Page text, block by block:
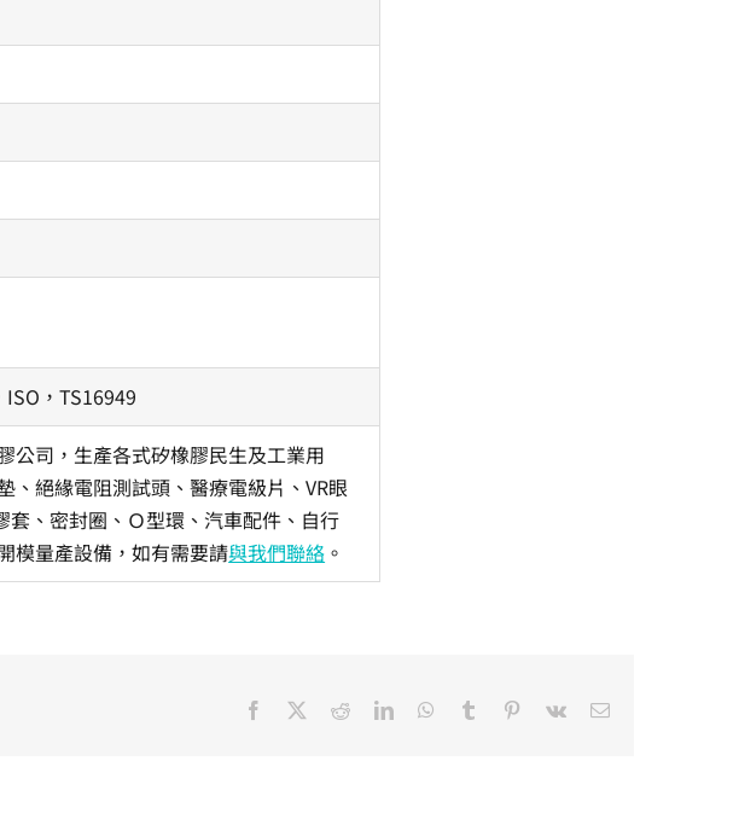
ISO，TS16949
公司，生產各式矽橡膠民生及工業用
、絕緣電阻測試頭、醫療電級片、VR眼
、密封圈、Ｏ型環、汽車配件、自行
模量產設備，如有需要請與我們聯絡 。
Facebook RedditLinkedInWhatsApp
Tumblr Pinterest
Vk Email: